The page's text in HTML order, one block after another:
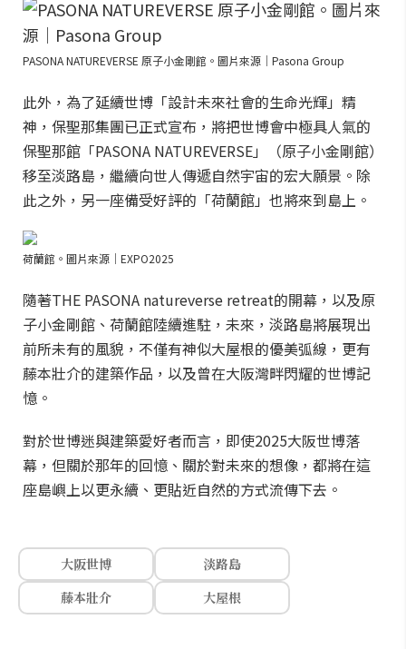
PASONA NATUREVERSE 原子小金剛館。圖片來源｜Pasona Group
此外，為了延續世博「設計未來社會的生命光輝」精
神，保聖那集團已正式宣布，將把世博會中極具人氣的
保聖那館「PASONA NATUREVERSE」（原子小金剛館）
移至淡路島，繼續向世人傳遞自然宇宙的宏大願景。除
此之外，另一座備受好評的「荷蘭館」也將來到島上。
荷蘭館。圖片來源｜EXPO2025
隨著THE PASONA natureverse retreat的開幕，以及原
子小金剛館、荷蘭館陸續進駐，未來，淡路島將展現出
前所未有的風貌，不僅有神似大屋根的優美弧線，更有
藤本壯介的建築作品，以及曾在大阪灣畔閃耀的世博記
憶。
對於世博迷與建築愛好者而言，即使2025大阪世博落
幕，但關於那年的回憶、關於對未來的想像，都將在這
座島嶼上以更永續、更貼近自然的方式流傳下去。
大阪世博
淡路島
藤本壯介
大屋根